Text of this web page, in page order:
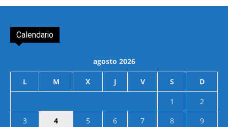
Calendario
agosto 2026
L M X J V S D
1
2
3
4 5 6 7 8
9